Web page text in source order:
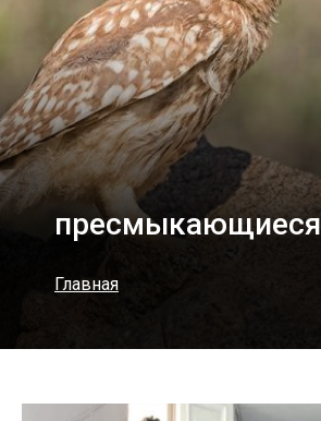
пресмыкающиеся
Главная